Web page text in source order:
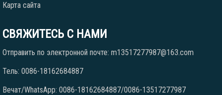
Карта сайта
СВЯЖИТЕСЬ С НАМИ
Отправить по электронной почте: m13517277987@163.com
Тель: 0086-18162684887
Вечат/WhatsApp: 0086-18162684887/0086-13517277987